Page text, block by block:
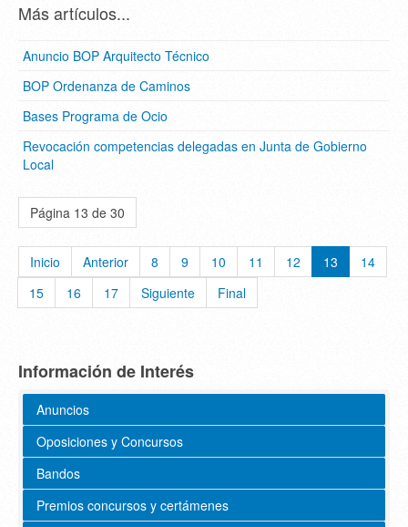
Más artículos...
Anuncio BOP Arquitecto Técnico
BOP Ordenanza de Caminos
Bases Programa de Ocio
Revocación competencias delegadas en Junta de Gobierno
Local
Página 13 de 30
Inicio Anterior 8 9 10 11 12 13
14
15
16 17 Siguiente Final
Información de Interés
Anuncios
Oposiciones y Concursos
Bandos
Premios concursos y certámenes